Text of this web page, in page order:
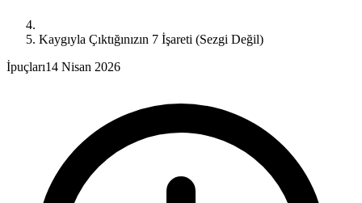
Kaygıyla Çıktığınızın 7 İşareti (Sezgi Değil)
İpuçları14 Nisan 2026